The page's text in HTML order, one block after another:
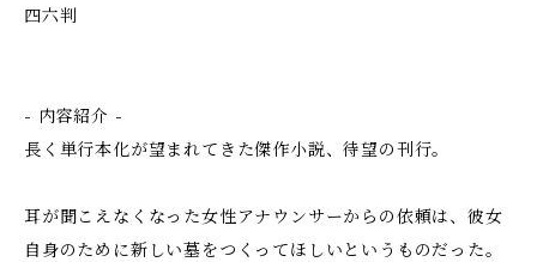
四六判
- 内容紹介 -
長く単行本化が望まれてきた傑作小説、待望の刊行。
耳が聞こえなくなった女性アナウンサーからの依頼は、彼女
自身のために新しい墓をつくってほしいというものだった。